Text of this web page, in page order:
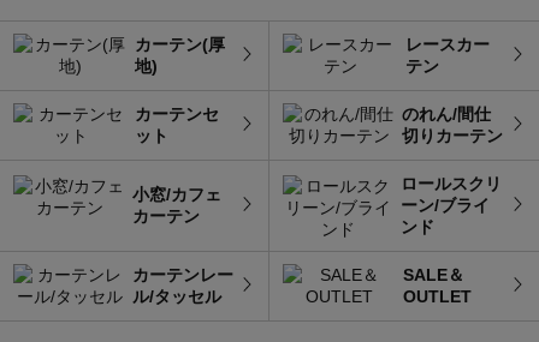
カーテン(厚
地)
レースカー
テン
カーテンセ
ット
のれん/間仕
切りカーテン
小窓/カフェ
カーテン
ロールスクリ
ーン/ブライ
ンド
カーテンレー
ル/タッセル
SALE＆
OUTLET